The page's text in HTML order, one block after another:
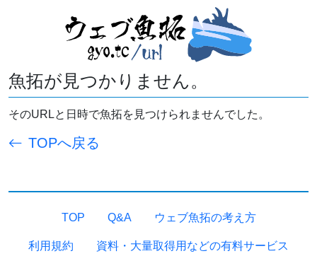
魚拓が見つかりません。
そのURLと日時で魚拓を見つけられませんでした。
TOPへ戻る
TOP Q&A ウェブ魚拓の考え方
利用規約 資料・大量取得用などの有料サービス